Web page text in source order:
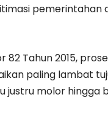
Tahun 2015,
paling lambat
justru molor